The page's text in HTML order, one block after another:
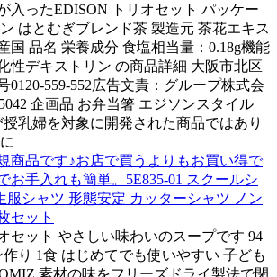
入ったEDISON トリオセット パッケー
はとむぎブレンド茶 製造元 茶花エキス
国 品名 栄養成分 食塩相当量：0.18g機能
性デキストリン の商品詳細 大阪市北区
0120-559-552広告文責：グループ株式会
企画品 お弁当箸 エジソンスタイル
乳婦を対象に開発された商品ではあり
商品です♪お店で買うよりもお買い得で
お手入れも簡単。5E835-01 スクールシ
服シャツ 形態安定 カッターシャツ ノン
セット
セット やさしい味わいのスープです 94
り 1食 はじめてでも使いやすい 子ども
素材の味をフリーズドライ製法で閉